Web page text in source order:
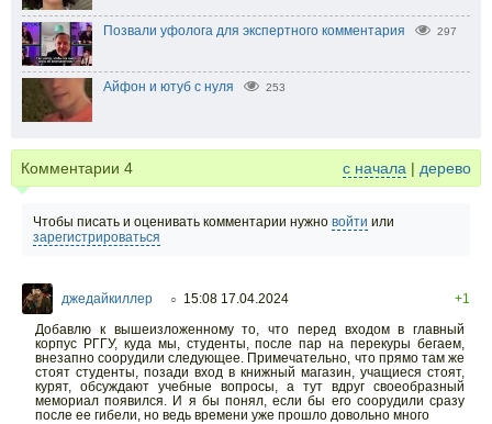
Позвали уфолога для экспертного комментария 297
Айфон и ютуб с нуля 253
Комментарии 4 с начала | дерево
Чтобы писать и оценивать комментарии нужно войти или
зарегистрироваться
джедайкиллер ○ 15:08 17.04.2024
+1
Добавлю к вышеизложенному то, что перед входом в главный
корпус РГГУ, куда мы, студенты, после пар на перекуры бегаем,
внезапно соорудили следующее. Примечательно, что прямо там же
стоят студенты, позади вход в книжный магазин, учащиеся стоят,
курят, обсуждают учебные вопросы, а тут вдруг своеобразный
мемориал появился. И я бы понял, если бы его соорудили сразу
после ее гибели, но ведь времени уже прошло довольно много